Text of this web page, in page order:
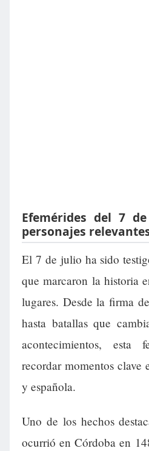
Efemérides del 7
personajes
El 7 de julio ha sido
que marcaron la historia
lugares. Desde la firma
hasta batallas que
acontecimientos,
recordar momentos
y española.
Uno de los hechos
ocurrió en Córdoba en